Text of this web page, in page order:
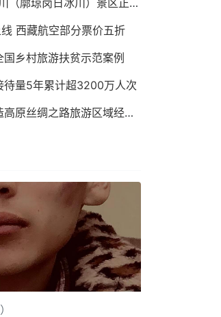
西藏航空部分票价五折
国乡村旅游扶贫示范案例
待量5年累计超3200万人次
西藏今年将打造高原丝绸之路旅游区域经济带